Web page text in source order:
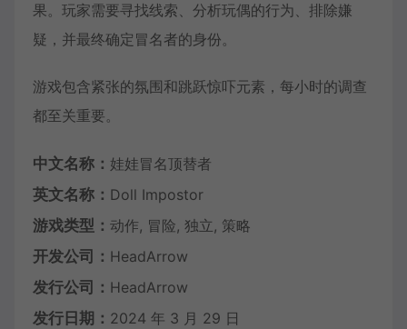
果。玩家需要寻找线索、分析玩偶的行为、排除嫌
疑，并最终确定冒名者的身份。
游戏包含紧张的氛围和跳跃惊吓元素，每小时的调查
都至关重要。
中文名称： 娃娃冒名顶替者
英文名称： Doll Impostor
游戏类型： 动作, 冒险, 独立, 策略
开发公司： HeadArrow
发行公司： HeadArrow
发行日期： 2024 年 3 月 29 日